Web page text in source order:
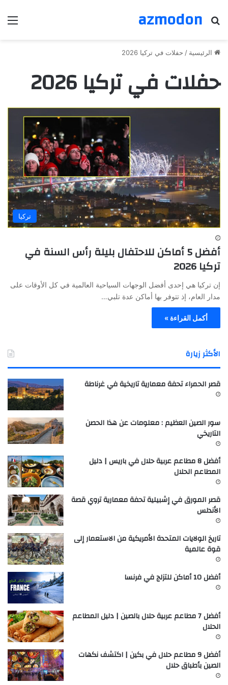
azmodon
بحث عن
الرئيسية / حفلات في تركيا 2026
حفلات في تركيا 2026
تركيا
أفضل 5 أماكن للاحتفال بليلة رأس السنة في
تركيا 2026
إن تركيا هي إحدى أفضل الوجهات السياحية العالمية في كل الأوقات على
مدار العام، إذ تتوفر بها أماكن عدة تلبي…
أكمل القراءة »
الأكثر زيارة
قصر الحمراء تحفة معمارية تاريخية في غرناطة
سور الصين العظيم : معلومات عن هذا الحصن
التاريخي
أفضل 8 مطاعم عربية حلال في باريس | دليل
المطاعم الحلال
قصر المورق في إشبيلية تحفة معمارية تروي قصة
الأندلس
تاريخ الولايات المتحدة الأمريكية من الاستعمار إلى
قوة عالمية
أفضل 10 أماكن للتزلج في فرنسا
أفضل 7 مطاعم عربية حلال بالصين | دليل المطاعم
الحلال
أفضل 9 مطاعم حلال في بكين | اكتشف نكهات
الصين بأطباق حلال